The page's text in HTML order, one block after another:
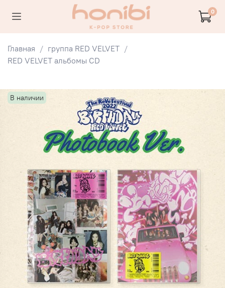
0
Главная
группа RED VELVET
RED VELVET альбомы CD
В наличии